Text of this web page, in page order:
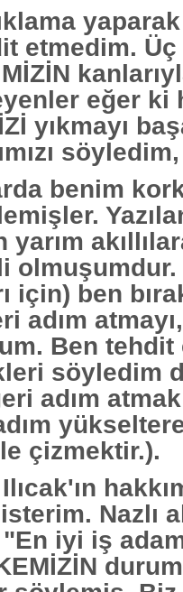
etmedim. Üç
eğer ki
yıkmayı
benim
için) ben
atmayı,
Ben
söyledim
adım
çizmektir.).
Nazlı
"En iyi iş